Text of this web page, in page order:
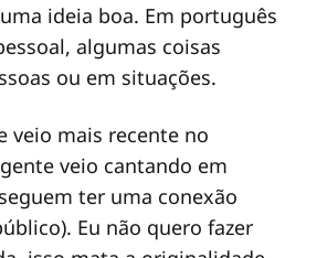
ideia boa. Em português
algumas coisas
ou em situações.
veio mais recente no
veio cantando em
ter uma conexão
Eu não quero fazer